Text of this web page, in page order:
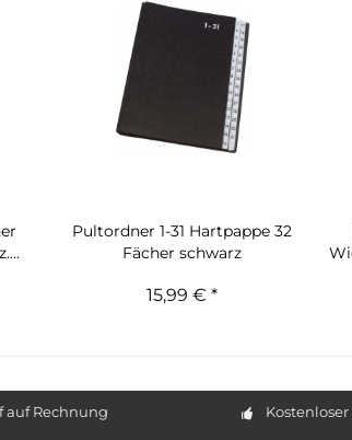
Pultordner 1-31 Hartpappe 32
Fächer schwarz
15,99 € *
auf Rechnung